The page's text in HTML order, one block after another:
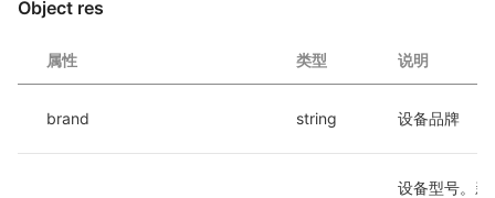
Object res
属性 类型 说明
brand string 设备品牌
设备型号。新